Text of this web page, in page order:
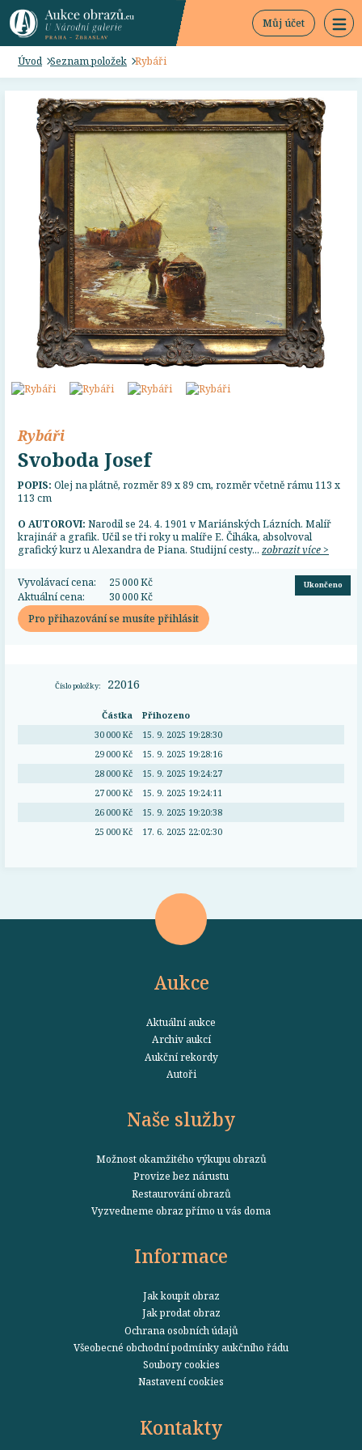
Můj účet
Úvod Seznam položek Rybáři
Rybáři
Svoboda Josef
POPIS: Olej na plátně, rozměr 89 x 89 cm, rozměr včetně rámu 113 x
113 cm
O AUTOROVI: Narodil se 24. 4. 1901 v Mariánských Lázních. Malíř
krajinář a grafik. Učil se tři roky u malíře E. Čiháka, absolvoval
grafický kurz u Alexandra de Piana. Studijní cesty... zobrazit více >
Vyvolávací cena:
25 000 Kč
Aktuální cena:
30 000 Kč
Ukončeno
Pro přihazování se musíte přihlásit
Číslo položky: 22016
Částka
Přihozeno
30 000 Kč
15. 9. 2025 19:28:30
29 000 Kč
15. 9. 2025 19:28:16
28 000 Kč
15. 9. 2025 19:24:27
27 000 Kč
15. 9. 2025 19:24:11
26 000 Kč
15. 9. 2025 19:20:38
25 000 Kč
17. 6. 2025 22:02:30
Aukce
Aktuální aukce
Archiv aukcí
Aukční rekordy
Autoři
Naše služby
Možnost okamžitého výkupu obrazů
Provize bez nárustu
Restaurování obrazů
Vyzvedneme obraz přímo u vás doma
Informace
Jak koupit obraz
Jak prodat obraz
Ochrana osobních údajů
Všeobecné obchodní podmínky aukčního řádu
Soubory cookies
Nastavení cookies
Kontakty